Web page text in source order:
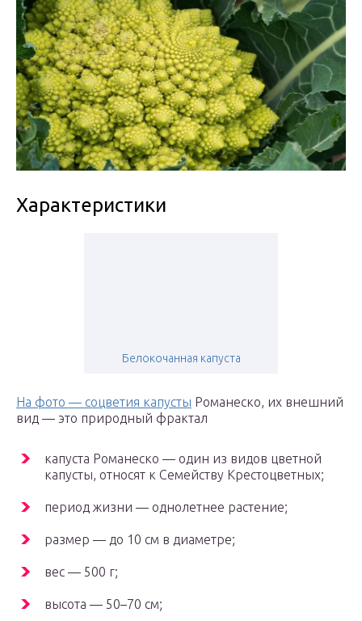
Характеристики
Белокочанная капуста
На фото — соцветия капусты Романеско, их внешний
вид — это природный фрактал
капуста Романеско — один из видов цветной
капусты, относят к Семейству Крестоцветных;
период жизни — однолетнее растение;
размер — до 10 см в диаметре;
вес — 500 г;
высота — 50–70 см;